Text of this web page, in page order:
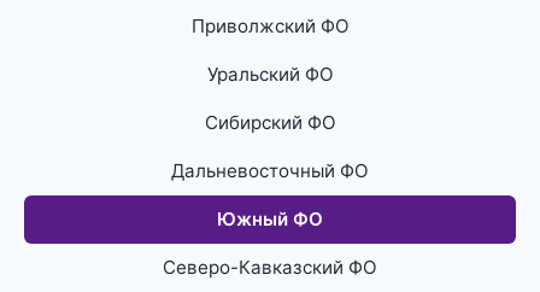
Приволжский ФО
Уральский ФО
Сибирский ФО
Дальневосточный ФО
Южный ФО
Северо-Кавказский ФО